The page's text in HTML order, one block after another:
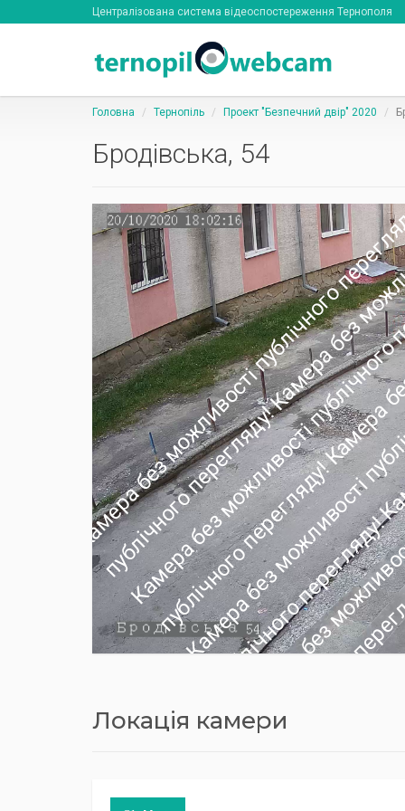
Централізована система відеоспостереження Тернополя
Головна Тернопіль Проект "Безпечний двір" 2020
Бродівська, 54
Локація камери